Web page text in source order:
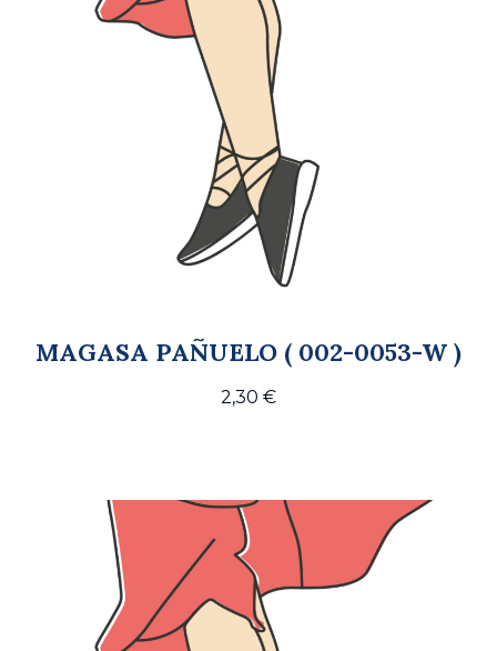
MAGASA PAÑUELO ( 002-0053-W )
2,30 €